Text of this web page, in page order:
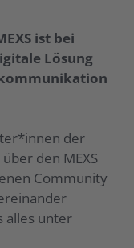
ist bei
Lösung
der
den MEXS
Community
alles unter